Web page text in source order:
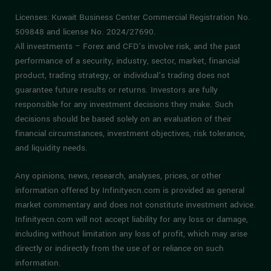
Licenses: Kuwait Business Center Commercial Registration No.
509848 and license No. 2024/27690.
All investments – Forex and CFD’s involve risk, and the past
performance of a security, industry, sector, market, financial
product, trading strategy, or individual’s trading does not
guarantee future results or returns. Investors are fully
responsible for any investment decisions they make. Such
decisions should be based solely on an evaluation of their
financial circumstances, investment objectives, risk tolerance,
and liquidity needs.
Any opinions, news, research, analyses, prices, or other
information offered by Infinityecn.com is provided as general
market commentary and does not constitute investment advice.
Infinityecn.com will not accept liability for any loss or damage,
including without limitation any loss of profit, which may arise
directly or indirectly from the use of or reliance on such
information.